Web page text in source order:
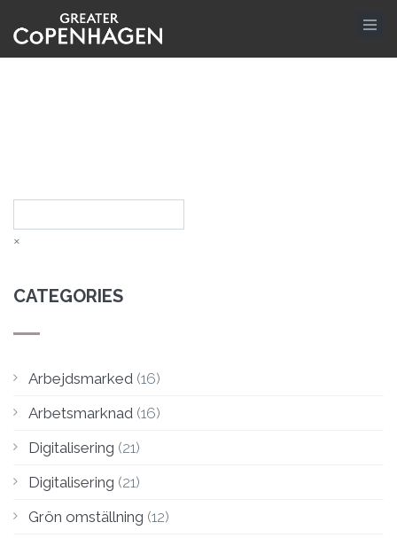
to
main
×
CATEGORIES
Arbejdsmarked (16)
Arbetsmarknad (16)
Digitalisering (21)
Digitalisering (21)
Grön omställning (12)